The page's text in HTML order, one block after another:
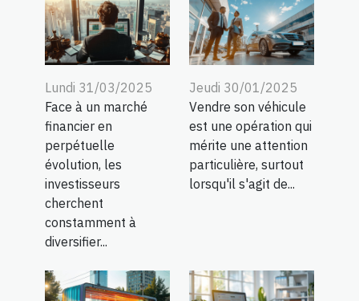
Lundi 31/03/2025
Face à un marché
financier en
perpétuelle
évolution, les
investisseurs
cherchent
constamment à
diversifier...
Jeudi 30/01/2025
Vendre son véhicule
est une opération qui
mérite une attention
particulière, surtout
lorsqu'il s'agit de...